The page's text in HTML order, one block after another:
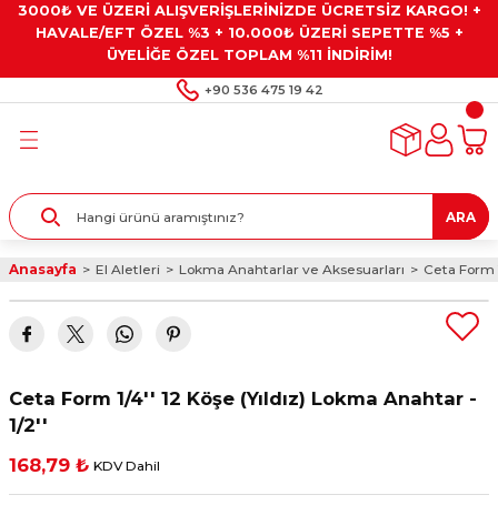
3000₺ VE ÜZERİ ALIŞVERİŞLERİNİZDE ÜCRETSİZ KARGO! +
HAVALE/EFT ÖZEL %3 + 10.000₺ ÜZERİ SEPETTE %5 +
ÜYELİĞE ÖZEL TOPLAM %11 İNDİRİM!
+90 536 475 19 42
Geri Dön
Geri Dön
Geri Dön
Gresler
Geri Dön
Alet Setleri
ve Multimetreler
Geri Dön
Taşları ve
ARA
Anasayfa El Aletleri Lokma Anahtarlar ve Aksesuarları Ceta Form
Ceta Form 1/4'' 12 Köşe (Yıldız) Lokma Anahtar -
1/2''
168,79 ₺ KDV Dahil